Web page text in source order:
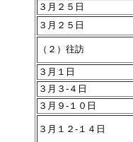
３月２５日
３月２５日
（２）往訪
３月１日
３月３-４日
３月９-１０日
３月１２-１４日